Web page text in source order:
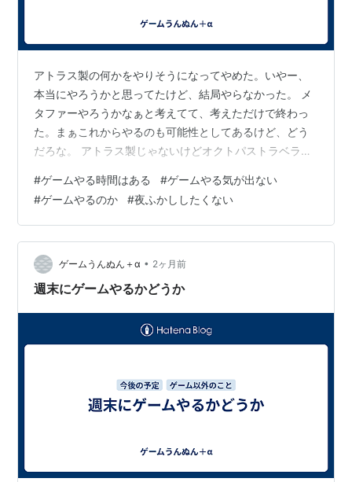
アトラス製の何かをやりそうになってやめた。いやー、
本当にやろうかと思ってたけど、結局やらなかった。 メ
タファーやろうかなぁと考えてて、考えただけで終わっ
た。まぁこれからやるのも可能性としてあるけど、どう
だろな。 アトラス製じゃないけどオクトパストラベラー
はオクトラ。その後にRPGだったらメタファーでも良い
かってなった。 何しよう。このまま寝てしまうのはもっ
たいないような。だけど夜ふかしはしたくない。夜ふか
し前提ならものすっごい時間あるじゃん。でもそれをし
ない。 今やればよくね？今フリーだもんね。今っていう
か、今日起きてからずーっとフリーだけど、…
#ゲームやる時間はある #ゲームやる気が出ない
#ゲームやるのか #夜ふかししたくない
ゲームうんぬん＋α • 2ヶ月前
週末にゲームやるかどうか